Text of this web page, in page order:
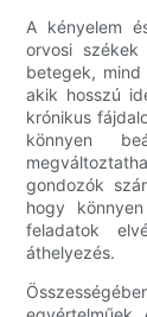
A kényelem
orvosi
betegek,
akik hosszú
krónikus
könnyen
gondozók
hogy
feladatok
áthelyezés.